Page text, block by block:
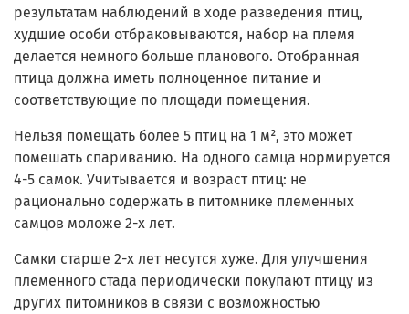
результатам наблюдений в ходе разведения птиц,
худшие особи отбраковываются, набор на племя
делается немного больше планового. Отобранная
птица должна иметь полноценное питание и
соответствующие по площади помещения.
Нельзя помещать более 5 птиц на 1 м², это может
помешать спариванию. На одного самца нормируется
4-5 самок. Учитывается и возраст птиц: не
рационально содержать в питомнике племенных
самцов моложе 2-х лет.
Самки старше 2-х лет несутся хуже. Для улучшения
племенного стада периодически покупают птицу из
других питомников в связи с возможностью